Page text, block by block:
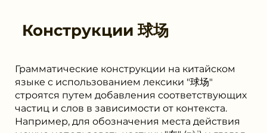
Конструкции球场
Грамматические конструкции на китайском
языке с использованием лексики "球场"
строятся путем добавления соответствующих
частиц и слов в зависимости от контекста.
Например, для обозначения места действия